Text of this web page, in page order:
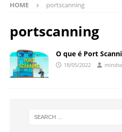
HOME portscanning
portscanning
O que é Port
18/05/2022